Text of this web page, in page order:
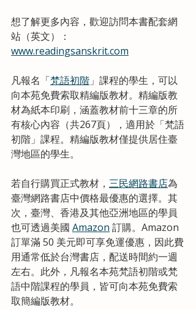
想了解更多內容，歡迎訪問本書配套網
站（英文）：
www.readingsanskrit.com
凡報名「梵語初階 」課程的學生，可以
向本苑免費索取精編版教材。精編版教
材為紙本印刷，涵蓋教材前十三章的所
有核心內容（共267頁），適用於「梵語
初階」課程。精編版教材僅提供居住臺
灣地區的學生。
若自行購買正式教材， 三民網路書店為
臺灣網路書店中價格最優惠的選擇。其
次，臺灣、香港及其他亞洲地區的學員
也可透過美國 Amazon 訂購。Amazon
訂單滿 50 美元即可享免運優惠，因此費
用通常低於台灣書店，配送時間約一週
左右。此外，凡報名本苑梵語初階或梵
語中階課程的學員，皆可向本苑免費索
取簡編版教材。